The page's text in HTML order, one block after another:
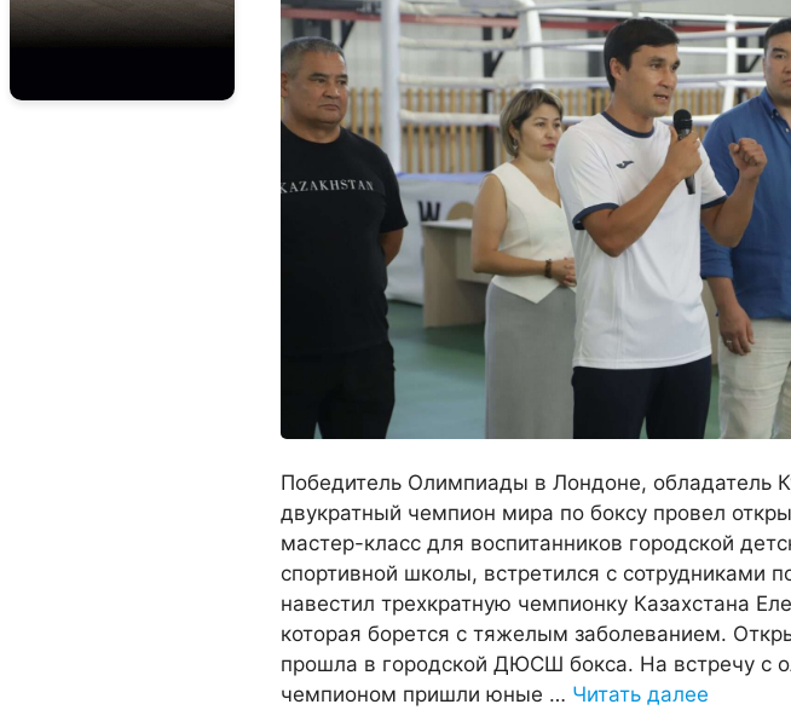
Победитель Олимпиады в Лондоне, обладатель
двукратный чемпион мира по боксу провел
мастер-класс для воспитанников городской
спортивной школы, встретился с сотрудниками
навестил трехкратную чемпионку Казахстана
которая борется с тяжелым заболеванием.
прошла в городской ДЮСШ бокса. На встречу с
чемпионом пришли юные … Читать далее